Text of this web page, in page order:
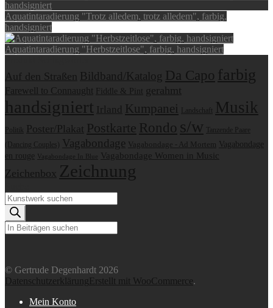
Aquatintaradierung "Trotz alledem, trotz alledem", farbig,
handsigniert
Aquatintaradierung "Herbstzeitlose", farbig, handsigniert
Auf den Straßen Bildband/Katalog Da Capo farbig
Farewell to Connaught Fiddle & Pint gerahmt
handsigniert Irland Kumpanei Landschaft Musik
Politik Poster/Plakat Postkarte Rondo s/w Tanzende Paare
(Dancing Couples)
Vagabondage Vagabondage - Ad Mortem Vagabondage
en rouge
Vagabondage In Blue Vagabondage Women in Music
Zeichenbox Zeichnung
Products
search
Suchen
© Gertrude Degenhardt 2026
Datenschutzerklärung Erstellt mit WooCommerce.
Mein Konto